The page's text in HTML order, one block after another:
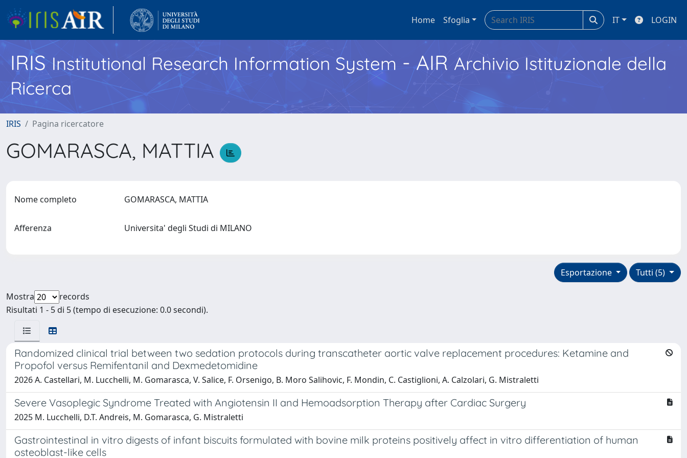
Home Sfoglia IT LOGIN
IRISInstitutional Research Information System - AIR Archivio Istituzionale della
Ricerca
IRIS Pagina ricercatore
GOMARASCA, MATTIA
Nome completo GOMARASCA, MATTIA
Afferenza Universita' degli Studi di MILANO
Tutti (5)
Esportazione
Mostra
records
Risultati 1 - 5 di 5 (tempo di esecuzione: 0.0 secondi).
Randomized clinical trial between two sedation protocols during transcatheter aortic valve replacement procedures: Ketamine and
Propofol versus Remifentanil and Dexmedetomidine
2026 A. Castellari, M. Lucchelli, M. Gomarasca, V. Salice, F. Orsenigo, B. Moro Salihovic, F. Mondin, C. Castiglioni, A. Calzolari, G. Mistraletti
Severe Vasoplegic Syndrome Treated with Angiotensin II and Hemoadsorption Therapy after Cardiac Surgery
2025 M. Lucchelli, D.T. Andreis, M. Gomarasca, G. Mistraletti
Gastrointestinal in vitro digests of infant biscuits formulated with bovine milk proteins positively affect in vitro differentiation of human
osteoblast-like cells